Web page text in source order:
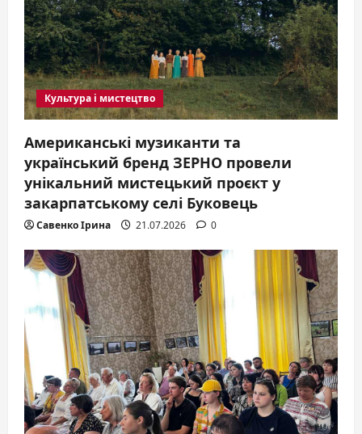
i
o
n
Культура і мистецтво
Американські музиканти та
український бренд ЗЕРНО провели
унікальний мистецький проєкт у
закарпатському селі Буковець
Савенко Ірина 21.07.2026 0